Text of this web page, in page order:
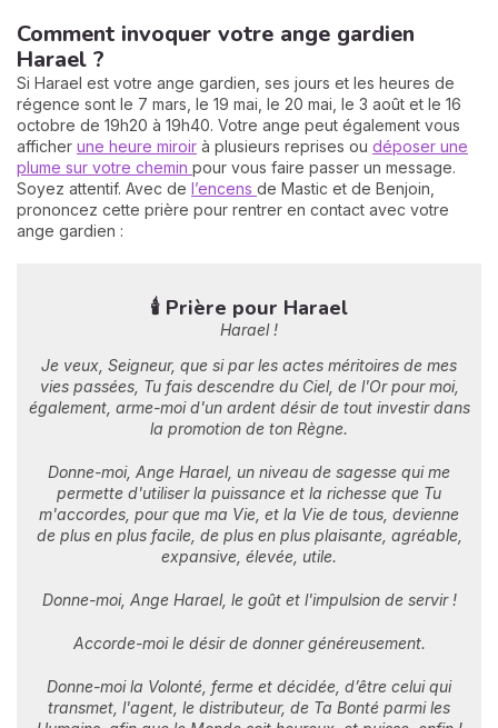
Comment invoquer votre ange gardien
Harael ?
Si Harael est votre ange gardien, ses jours et les heures de
régence sont le 7 mars, le 19 mai, le 20 mai, le 3 août et le 16
octobre de 19h20 à 19h40. Votre ange peut également vous
afficher une heure miroir à plusieurs reprises ou déposer une
plume sur votre chemin pour vous faire passer un message.
Soyez attentif. Avec de l’encens de Mastic et de Benjoin,
prononcez cette prière pour rentrer en contact avec votre
ange gardien :
🕯️ Prière pour Harael
Harael !
Je veux, Seigneur, que si par les actes méritoires de mes
vies passées, Tu fais descendre du Ciel, de l'Or pour moi,
également, arme-moi d'un ardent désir de tout investir dans
la promotion de ton Règne.
Donne-moi, Ange Harael, un niveau de sagesse qui me
permette d'utiliser la puissance et la richesse que Tu
m'accordes, pour que ma Vie, et la Vie de tous, devienne
de plus en plus facile, de plus en plus plaisante, agréable,
expansive, élevée, utile.
Donne-moi, Ange Harael, le goût et l'impulsion de servir !
Accorde-moi le désir de donner généreusement.
Donne-moi la Volonté, ferme et décidée, d’être celui qui
transmet, l'agent, le distributeur, de Ta Bonté parmi les